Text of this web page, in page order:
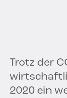
Trotz der
2020 ein